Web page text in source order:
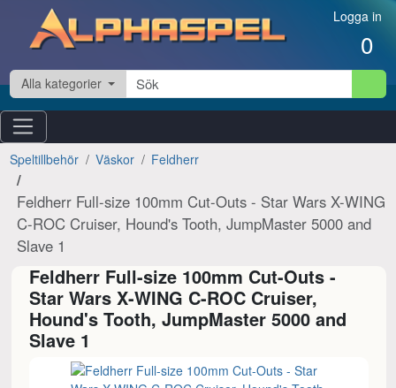
Hoppa till innehåll Logga in
0
Alla kategorier
Speltillbehör Väskor Feldherr
Feldherr Full-size 100mm Cut-Outs - Star Wars X-WING
C-ROC Cruiser, Hound's Tooth, JumpMaster 5000 and
Slave 1
Feldherr Full-size 100mm Cut-Outs -
Star Wars X-WING C-ROC Cruiser,
Hound's Tooth, JumpMaster 5000 and
Slave 1